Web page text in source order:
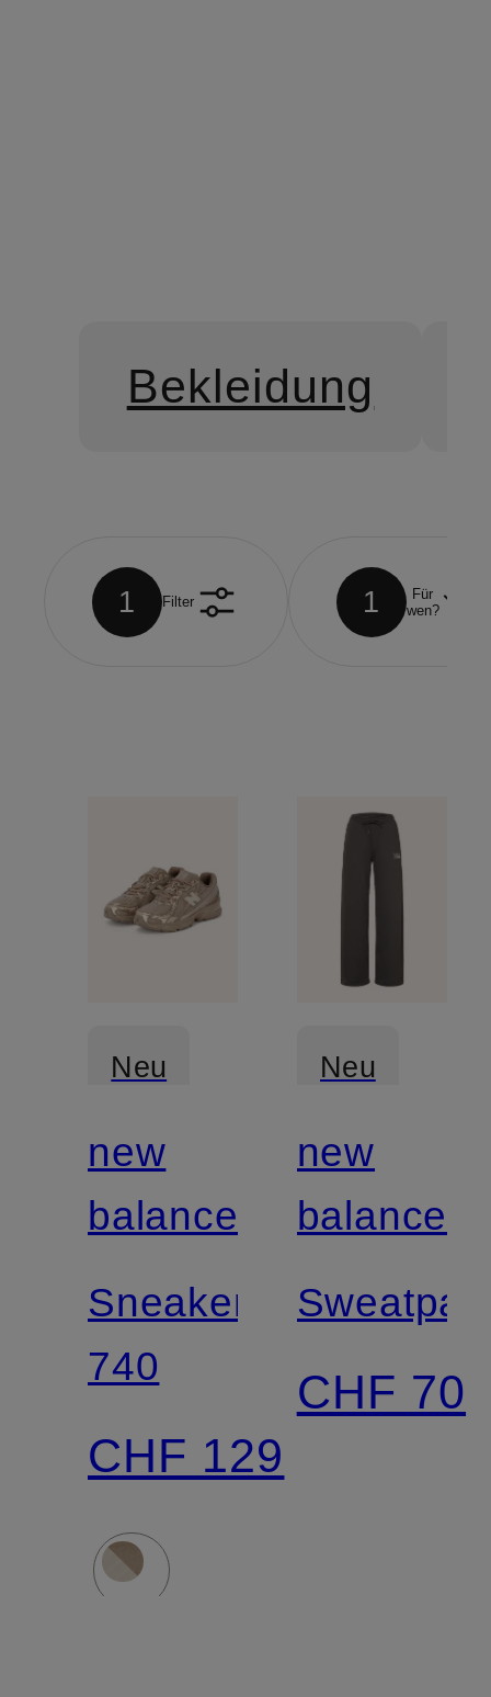
Bekleidung
1 Filter 1
Für
wen?
Neu
new
balance
Sneaker
740
CHF 129
Neu
new
balance
CHF 70